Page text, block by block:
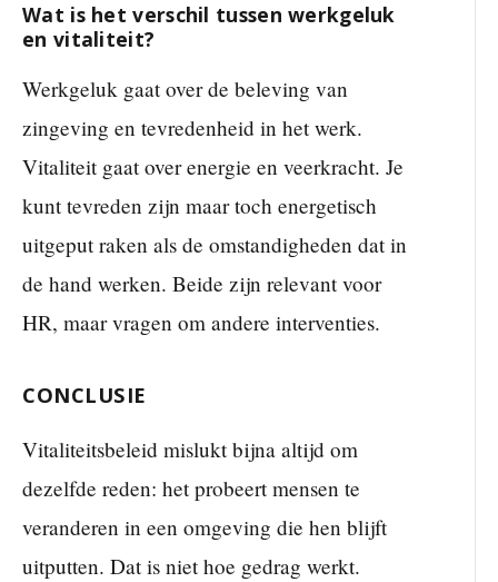
Wat is het verschil tussen werkgeluk
en vitaliteit?
Werkgeluk gaat over de beleving van
zingeving en tevredenheid in het werk.
Vitaliteit gaat over energie en veerkracht. Je
kunt tevreden zijn maar toch energetisch
uitgeput raken als de omstandigheden dat in
de hand werken. Beide zijn relevant voor
HR, maar vragen om andere interventies.
CONCLUSIE
Vitaliteitsbeleid mislukt bijna altijd om
dezelfde reden: het probeert mensen te
veranderen in een omgeving die hen blijft
uitputten. Dat is niet hoe gedrag werkt.